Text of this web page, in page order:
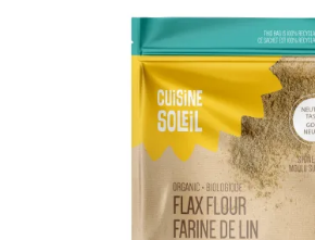
AJOUTER AU PANIER /